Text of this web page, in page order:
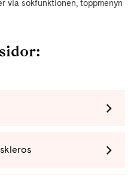
via sökfunktionen, toppmenyn